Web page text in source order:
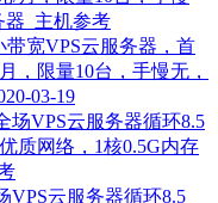
宽VPS云服务器，首
，限量10台，手慢无，
03-19
VPS云服务器循环8.5